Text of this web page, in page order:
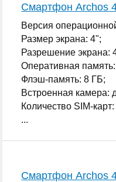
Смартфон Archos
Версия
Размер экрана: 4";
Разрешение экрана:
Оперативная
Флэш-память: 8 ГБ;
Встроенная камера:
Количество SIM-карт:
...
Смартфон Archos